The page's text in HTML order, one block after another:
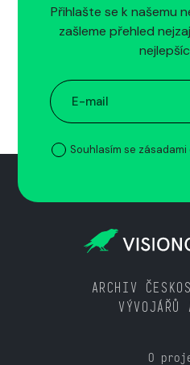
Přihlašte se k našemu
zašleme přehled
Souhlasím se
ARCHIV
VÝVOJÁŘŮ
O